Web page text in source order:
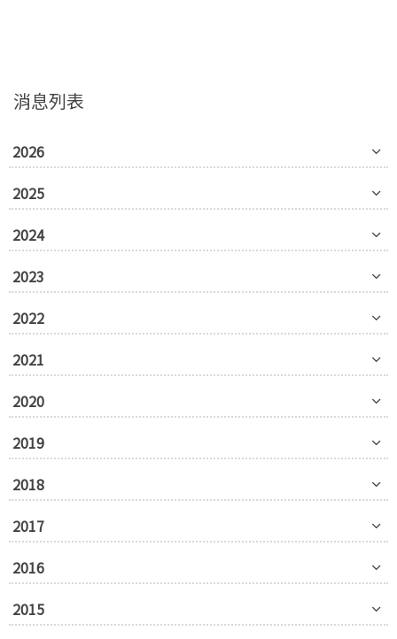
消息列表
2026
2025
2024
2023
2022
2021
2020
2019
2018
2017
2016
2015